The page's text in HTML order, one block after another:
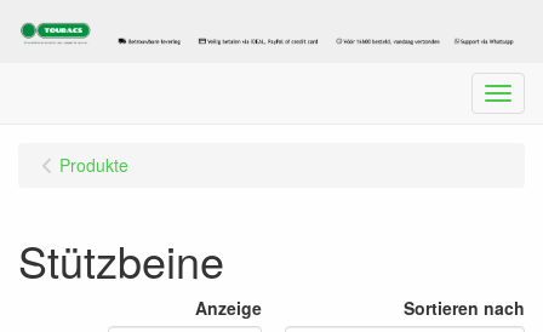
Menu
Produkte
Stützbeine
Anzeige Sortieren nach